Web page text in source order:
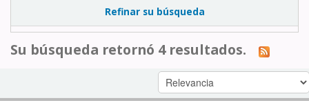
Refinar su búsqueda
Su búsqueda retornó 4 resultados.